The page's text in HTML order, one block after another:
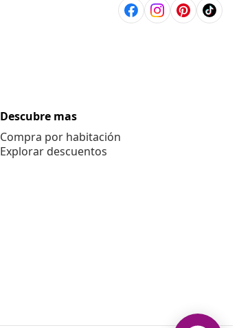
Descubre mas
Compra por habitación
Explorar descuentos